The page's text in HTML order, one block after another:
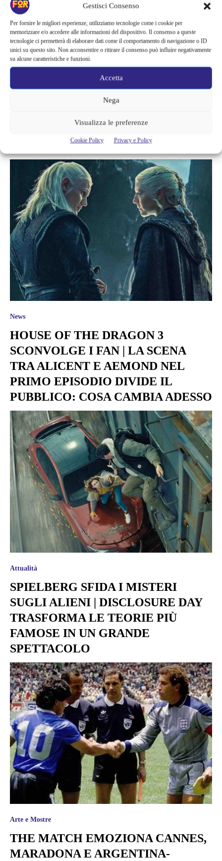
Gestisci Consenso
Per fornire le migliori esperienze, utilizziamo tecnologie come i cookie per
memorizzare e/o accedere alle informazioni del dispositivo. Il consenso a queste
tecnologie ci permetterà di elaborare dati come il comportamento di navigazione o ID
unici su questo sito. Non acconsentire o ritirare il consenso può influire negativamente
su alcune caratteristiche e funzioni.
Accetta
Nega
Visualizza le preferenze
Cookie Policy Privacy e Policy
Attualità
LA CASA – IL ROGO DEL MALE
SCONVOLGE I FAN | C’È UN
HORROR DIVERSO DA TUTTI GLI
News
HOUSE OF THE DRAGON 3
SCONVOLGE I FAN | LA SCENA
TRA ALICENT E AEMOND NEL
PRIMO EPISODIO DIVIDE IL
PUBBLICO: COSA CAMBIA ADESSO
Attualità
SPIELBERG SFIDA I MISTERI
SUGLI ALIENI | DISCLOSURE DAY
TRASFORMA LE TEORIE PIÙ
FAMOSE IN UN GRANDE
SPETTACOLO
Arte e Mostre
THE MATCH EMOZIONA CANNES,
MARADONA E ARGENTINA-